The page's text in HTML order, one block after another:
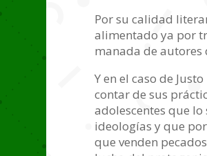
Por su calidad
alimentado ya por
manada de
Y en el caso de
contar de sus
adolescentes que
ideologías y que
que venden